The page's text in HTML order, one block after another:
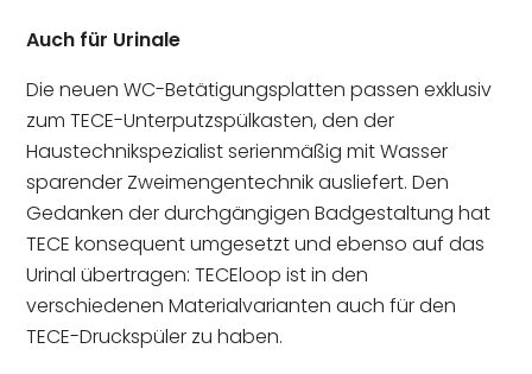
Auch für Urinale
Die neuen WC-Betätigungsplatten passen exklusiv
zum TECE-Unterputzspülkasten, den der
Haustechnikspezialist serienmäßig mit Wasser
sparender Zweimengentechnik ausliefert. Den
Gedanken der durchgängigen Badgestaltung hat
TECE konsequent umgesetzt und ebenso auf das
Urinal übertragen: TECEloop ist in den
verschiedenen Materialvarianten auch für den
TECE-Druckspüler zu haben.